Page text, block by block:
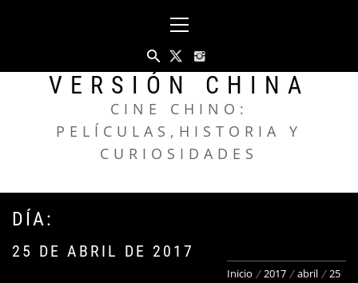
principal
VERSIÓN CHINA
CINE CHINO:
PELÍCULAS,HISTORIA Y
CURIOSIDADES
DÍA:
25 DE ABRIL DE 2017
Inicio 2017 abril 25